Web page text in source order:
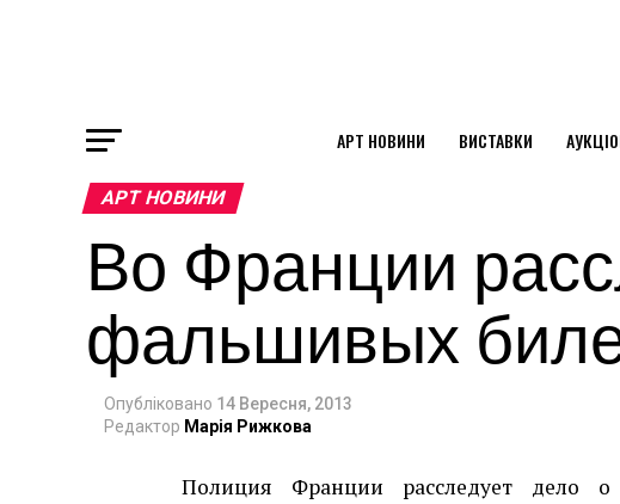
АРТ НОВИНИ ВИСТАВКИ
АРТ НОВИНИ
Во Франции
фальшивых
Опубліковано 14 Вересня, 2013
Редактор Марія Рижкова
Полиция Франции расследует дело